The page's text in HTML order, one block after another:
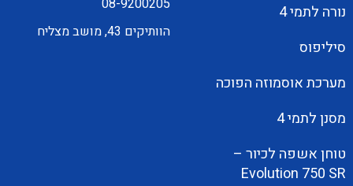
נורה לתמי 4
סיליפוס
מערכת אוסמוזה הפוכה
מסנן לתמי 4
טוחן אשפה לכיור –
Evolution 750 SR
08-9200205
הוותיקים 43, מושב מצליח